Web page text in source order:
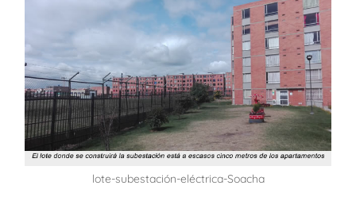
lote-subestación-eléctrica-Soacha